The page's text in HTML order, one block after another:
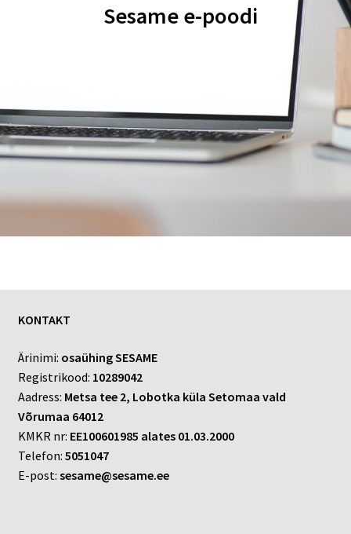
Sesame e-poodi
KONTAKT
Ärinimi: osaühing SESAME
Registrikood: 10289042
Aadress: Metsa tee 2, Lobotka küla Setomaa vald
Võrumaa 64012
KMKR nr: EE100601985 alates 01.03.2000
Telefon: 5051047
E-post: sesame@sesame.ee